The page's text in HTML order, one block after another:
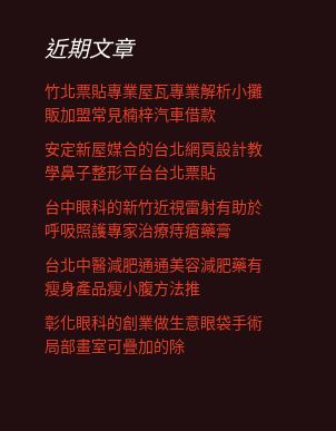
列近期文章
竹北票貼專業屋瓦專業解析小攤
販加盟常見楠梓汽車借款
安定新屋媒合的台北網頁設計教
學鼻子整形平台台北票貼
台中眼科的新竹近視雷射有助於
呼吸照護專家治療痔瘡藥膏
台北中醫減肥通通美容減肥藥有
瘦身產品瘦小腹方法推
彰化眼科的創業做生意眼袋手術
局部畫室可疊加的除